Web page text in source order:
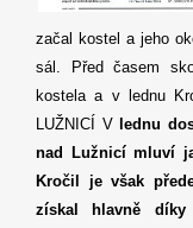
začal kostel a jeho
sál. Před časem
kostela a v lednu
LUŽNICÍ Vlednu
nad Lužnicí mluví
Kročil je však
získal hlavně